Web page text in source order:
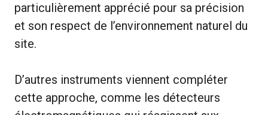
particulièrement apprécié pour sa précision
et son respect de l’environnement naturel du
site.
D’autres instruments viennent compléter
cette approche, comme les détecteurs